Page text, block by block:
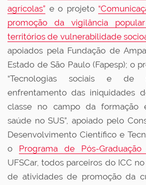
agrícolas” e o projeto “
promoção da vigilância
territórios de vulnerabilidade
apoiados pela Fundação de
Estado de São Paulo (Fapesp); o
“Tecnologias sociais e de
enfrentamento das iniquidades
classe no campo da formação
saúde no SUS”, apoiado pelo
Desenvolvimento Científico e
o Programa de Pós-
UFSCar, todos parceiros do ICC
de atividades de promoção da